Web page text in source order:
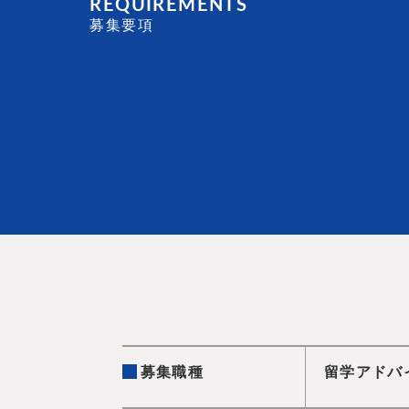
REQUIREMENTS
募集要項
募集職種 留学アドバ